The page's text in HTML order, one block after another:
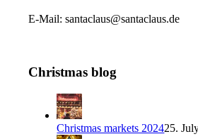
E-Mail: santaclaus@santaclaus.de
Christmas blog
Christmas markets 202425.